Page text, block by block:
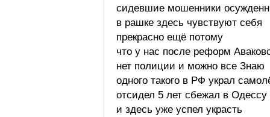
сидевшие мошенники
в рашке здесь чувствуют себя
прекрасно ещё потому
что у нас после реформ
нет полиции и можно все Знаю
одного такого в РФ украл
отсидел 5 лет сбежал в Одессу
и здесь уже успел украсть